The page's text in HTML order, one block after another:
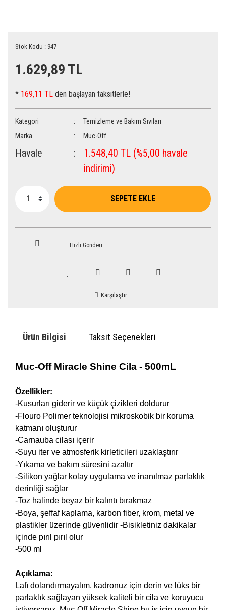
Stok Kodu : 947
1.629,89 TL
* 169,11 TL den başlayan taksitlerle!
Kategori
Temizleme ve Bakım Sıvıları
Marka
Muc-Off
Havale
1.548,40 TL (%5,00 havale
indirimi)
SEPETE EKLE
Hızlı Gönderi
Karşılaştır
Ürün Bilgisi Taksit Seçenekleri
Muc-Off Miracle Shine Cila - 500mL
Özellikler:
-Kusurları giderir ve küçük çizikleri doldurur
-Flouro Polimer teknolojisi mikroskobik bir koruma
katmanı oluşturur
-Carnauba cilası içerir
-Suyu iter ve atmosferik kirleticileri uzaklaştırır
-Yıkama ve bakım süresini azaltır
-Silikon yağlar kolay uygulama ve inanılmaz parlaklık
derinliği sağlar
-Toz halinde beyaz bir kalıntı bırakmaz
-Boya, şeffaf kaplama, karbon fiber, krom, metal ve
plastikler üzerinde güvenlidir -Bisikletiniz dakikalar
içinde pırıl pırıl olur
-500 ml
Açıklama:
Lafı dolandırmayalım, kadronuz için derin ve lüks bir
parlaklık sağlayan yüksek kaliteli bir cila ve koruyucu